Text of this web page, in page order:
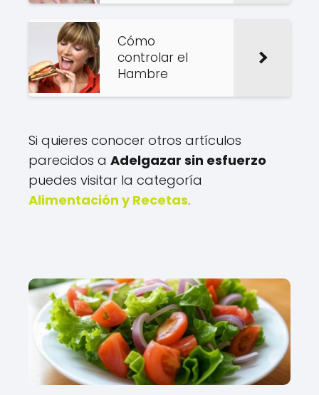
Cómo
controlar el
Hambre
Si quieres conocer otros artículos
parecidos a Adelgazar sin esfuerzo
puedes visitar la categoría
Alimentación y Recetas.